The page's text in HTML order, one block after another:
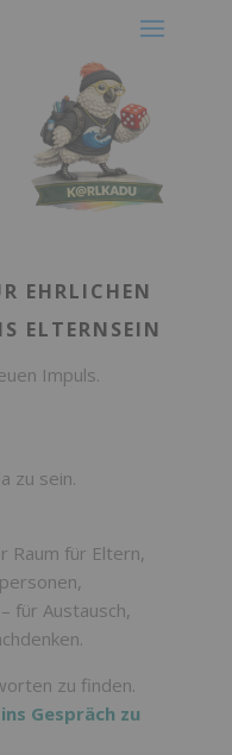
EHRLICHEN
ELTERNSEIN
Impuls.
zu sein.
Raum für Eltern,
für Austausch,
zu finden.
Gespräch zu